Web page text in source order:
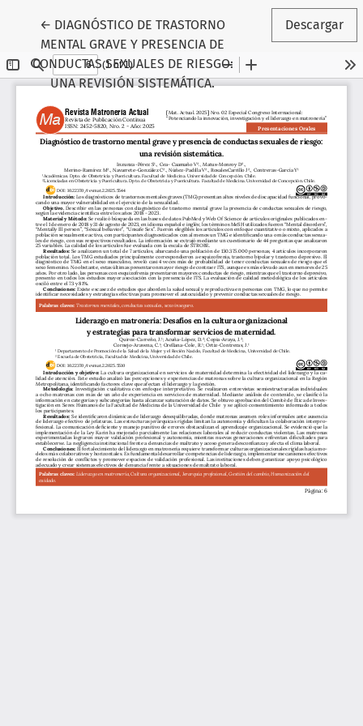
← Volver a los detalles del artículo
DIAGNÓSTICO DE TRASTORNO
MENTAL GRAVE Y PRESENCIA DE
CONDUCTAS SEXUALES DE RIESGO:
UNA REVISIÓN SISTEMÁTICA.
Descargar